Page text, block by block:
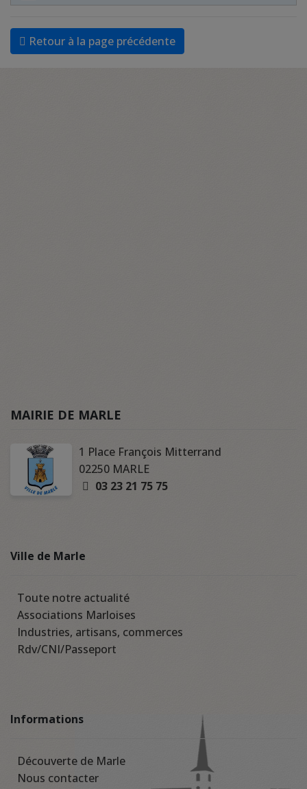
Retour à la page précédente
MAIRIE DE MARLE
1 Place François Mitterrand
02250 MARLE
03 23 21 75 75
Ville de Marle
Toute notre actualité
Associations Marloises
Industries, artisans, commerces
Rdv/CNI/Passeport
Informations
Découverte de Marle
Nous contacter